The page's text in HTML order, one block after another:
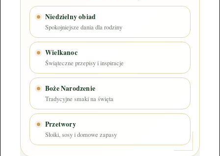
Niedzielny obiad
Spokojniejsze dania dla rodziny
Wielkanoc
Świąteczne przepisy i inspiracje
Boże Narodzenie
Tradycyjne smaki na święta
Przetwory
Słoiki, sosy i domowe zapasy